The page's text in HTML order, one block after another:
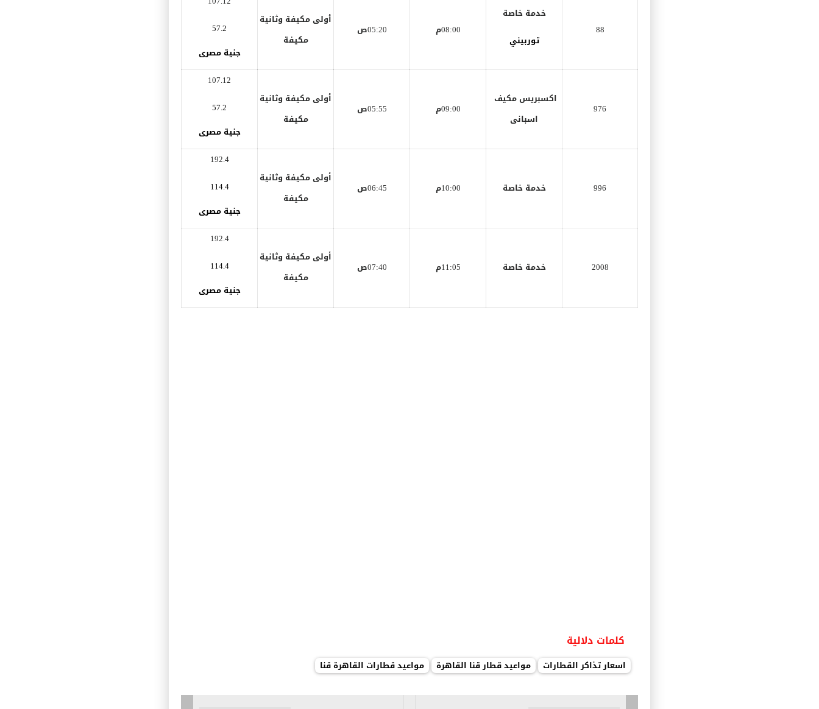
88
خدمة خاصة
توربيني
08:00م 05:20ص
أولى مكيفة وثانية
مكيفة
107.12
57.2
جنية مصرى
976
اكسبريس مكيف
اسبانى
09:00م 05:55ص
أولى مكيفة وثانية
مكيفة
107.12
57.2
جنية مصرى
996 خدمة خاصة 10:00م 06:45ص
أولى مكيفة وثانية
مكيفة
192.4
114.4
جنية مصرى
2008 خدمة خاصة 11:05م 07:40ص
أولى مكيفة وثانية
مكيفة
192.4
114.4
جنية مصرى
كلمات دلالية
اسعار تذاكر القطارات مواعيد قطار قنا القاهرة مواعيد قطارات القاهرة قنا